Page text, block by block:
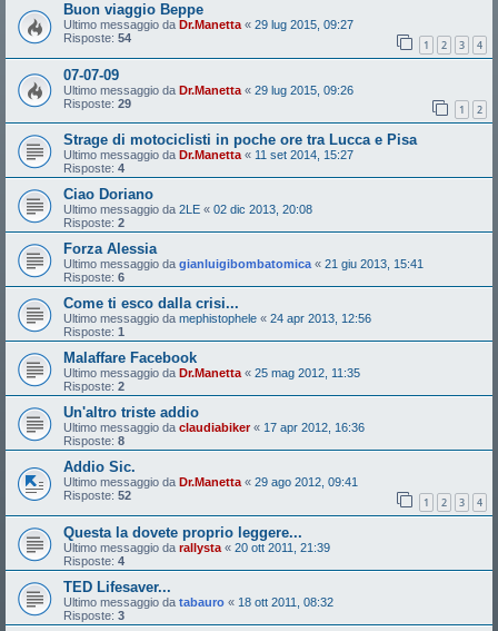
Buon viaggio Beppe
Ultimo messaggio da Dr.Manetta « 29 lug 2015, 09:27
Risposte: 54 1 2 3 4
07-07-09
Ultimo messaggio da Dr.Manetta « 29 lug 2015, 09:26
Risposte: 29 1 2
Strage di motociclisti in poche ore tra Lucca e Pisa
Ultimo messaggio da Dr.Manetta« 11 set 2014, 15:27
Risposte: 4
Ciao Doriano
Ultimo messaggio da 2LE « 02 dic 2013, 20:08
Risposte: 2
Forza Alessia
Ultimo messaggio da gianluigibombatomica« 21 giu 2013, 15:41
Risposte: 6
Come ti esco dalla crisi...
Ultimo messaggio da mephistophele « 24 apr 2013, 12:56
Risposte: 1
Malaffare Facebook
Ultimo messaggio da Dr.Manetta« 25 mag 2012, 11:35
Risposte: 2
Un'altro triste addio
Ultimo messaggio da claudiabiker« 17 apr 2012, 16:36
Risposte: 8
Addio Sic.
Ultimo messaggio da Dr.Manetta« 29 ago 2012, 09:41
Risposte: 52 1 2 3 4
Questa la dovete proprio leggere...
Ultimo messaggio da rallysta « 20 ott 2011, 21:39
Risposte: 4
TED Lifesaver...
Ultimo messaggio da tabauro « 18 ott 2011, 08:32
Risposte: 3